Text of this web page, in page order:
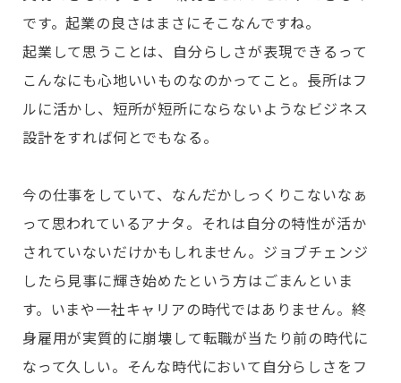
です。起業の良さはまさにそこなんですね。
起業して思うことは、自分らしさが表現できるって
こんなにも心地いいものなのかってこと。長所はフ
ルに活かし、短所が短所にならないようなビジネス
設計をすれば何とでもなる。
今の仕事をしていて、なんだかしっくりこないなぁ
って思われているアナタ。それは自分の特性が活か
されていないだけかもしれません。ジョブチェンジ
したら見事に輝き始めたという方はごまんといま
す。いまや一社キャリアの時代ではありません。終
身雇用が実質的に崩壊して転職が当たり前の時代に
なって久しい。そんな時代において自分らしさをフ